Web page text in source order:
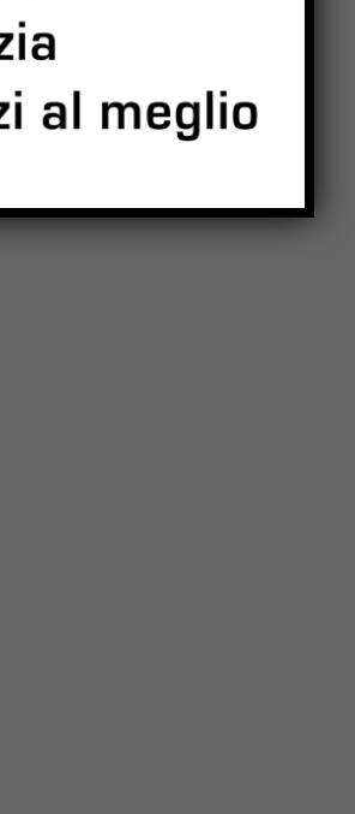
“Checcaglini e Chieli, il
civismo è finito: il PD di
giunta che vira a destra”